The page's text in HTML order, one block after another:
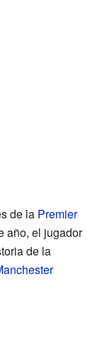
de la Premier
año, el jugador
de la